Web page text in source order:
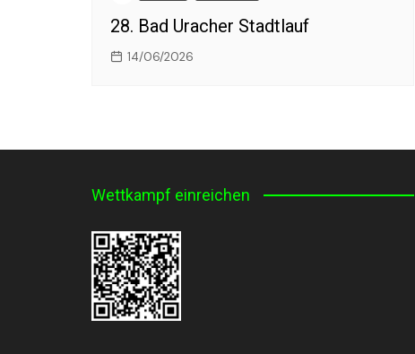
28. Bad Uracher Stadtlauf
14/06/2026
Wettkampf einreichen